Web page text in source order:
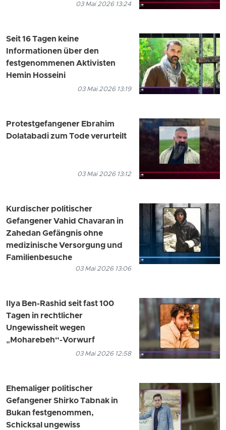
03 Mai 2026 13:24
Seit 16 Tagen keine
Informationen über den
festgenommenen Aktivisten
Hemin Hosseini
03 Mai 2026 13:19
Protestgefangener Ebrahim
Dolatabadi zum Tode verurteilt
03 Mai 2026 13:12
Kurdischer politischer
Gefangener Vahid Chavaran in
Zahedan Gefängnis ohne
medizinische Versorgung und
Familienbesuche
03 Mai 2026 13:06
Ilya Ben-Rashid seit fast 100
Tagen in rechtlicher
Ungewissheit wegen
„Moharebeh“-Vorwurf
03 Mai 2026 12:58
Ehemaliger politischer
Gefangener Shirko Tabnak in
Bukan festgenommen,
Schicksal ungewiss